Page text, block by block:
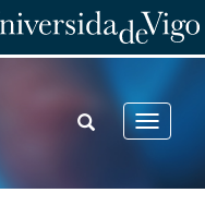
Toggle
TOGGLE
SEARCH